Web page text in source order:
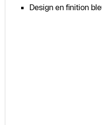
Design en finition